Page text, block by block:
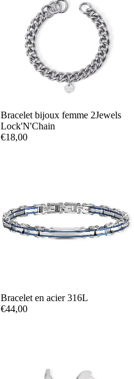
Bracelet bijoux femme 2Jewels
Lock'N'Chain
€18,00
Bracelet en acier 316L
€44,00